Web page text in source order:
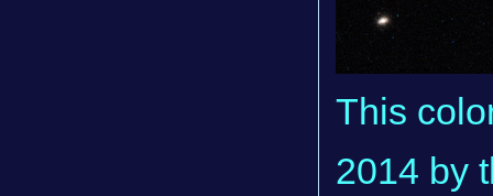
This
2014 by